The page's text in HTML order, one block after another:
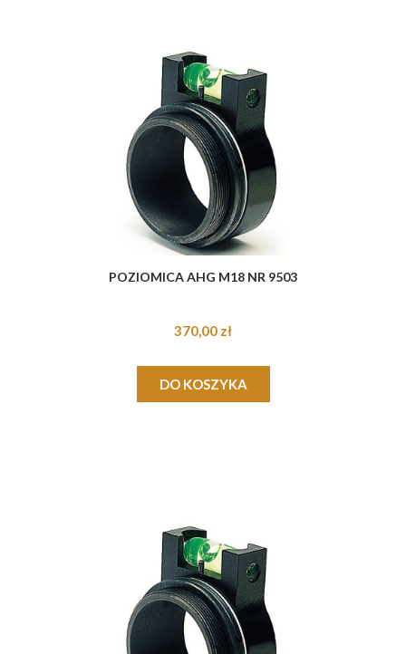
POZIOMICA AHG M18 NR 9503
370,00 zł
DO KOSZYKA